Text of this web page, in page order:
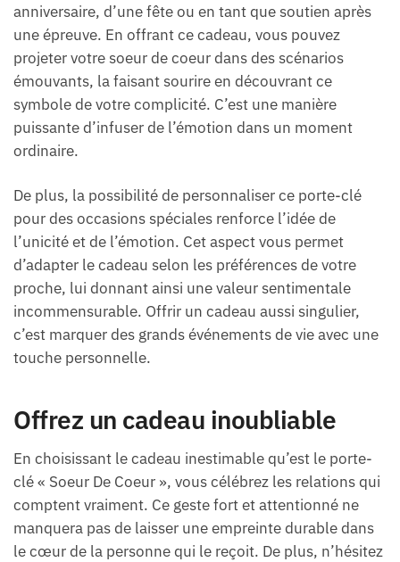
anniversaire, d’une fête ou en tant que soutien après
une épreuve. En offrant ce cadeau, vous pouvez
projeter votre soeur de coeur dans des scénarios
émouvants, la faisant sourire en découvrant ce
symbole de votre complicité. C’est une manière
puissante d’infuser de l’émotion dans un moment
ordinaire.
De plus, la possibilité de personnaliser ce porte-clé
pour des occasions spéciales renforce l’idée de
l’unicité et de l’émotion. Cet aspect vous permet
d’adapter le cadeau selon les préférences de votre
proche, lui donnant ainsi une valeur sentimentale
incommensurable. Offrir un cadeau aussi singulier,
c’est marquer des grands événements de vie avec une
touche personnelle.
Offrez un cadeau inoubliable
En choisissant le cadeau inestimable qu’est le porte-
clé « Soeur De Coeur », vous célébrez les relations qui
comptent vraiment. Ce geste fort et attentionné ne
manquera pas de laisser une empreinte durable dans
le cœur de la personne qui le reçoit. De plus, n’hésitez